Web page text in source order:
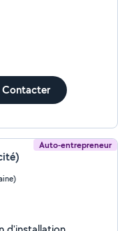
Contacter
Auto-entrepreneur